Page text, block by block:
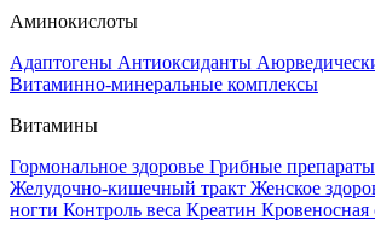
Аминокислоты
Адаптогены Антиоксиданты
Витаминно-минеральные комплексы
Витамины
Гормональное здоровье Грибные препараты
Желудочно-кишечный тракт Женское
ногти Контроль веса Креатин Кровеносная